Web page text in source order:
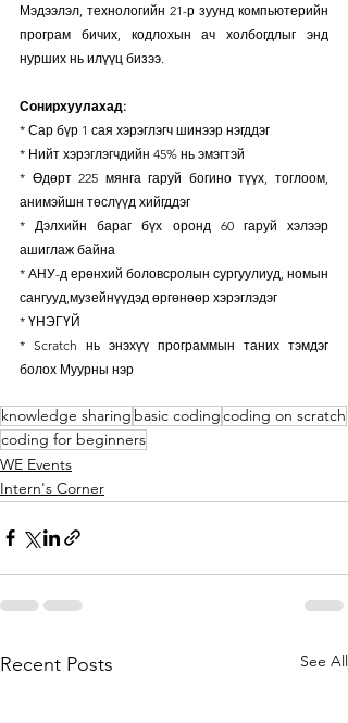
Мэдээлэл, технологийн 21-р зуунд компьютерийн
програм бичих, кодлохын ач холбогдлыг энд
нурших нь илүүц бизээ.
Сонирхуулахад:
* Сар бүр 1 сая хэрэглэгч шинээр нэгддэг
* Нийт хэрэглэгчдийн 45% нь эмэгтэй
* Өдөрт 225 мянга гаруй богино түүх, тоглоом,
анимэйшн төслүүд хийгддэг
* Дэлхийн бараг бүх оронд 60 гаруй хэлээр
ашиглаж байна
* АНУ-д ерөнхий боловсролын сургуулиуд, номын
сангууд,музейнүүдэд өргөнөөр хэрэглэдэг
* ҮНЭГҮЙ
* Scratch нь энэхүү программын таних тэмдэг
болох Муурны нэр
knowledge sharing basic codingcoding on scratch
coding for beginners
WE Events
Intern's Corner
Recent Posts See All